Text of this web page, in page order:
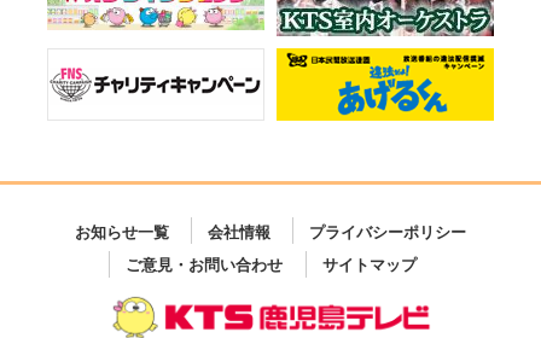
お知らせ一覧 会社情報
プライバシーポリシー
ご意見・お問い合わせ
サイトマップ